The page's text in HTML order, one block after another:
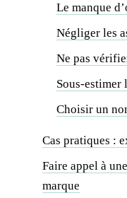
Le manque
Négliger les
Ne pas
Sous-estimer
Choisir un
Cas pratiques :
Faire appel à
marque